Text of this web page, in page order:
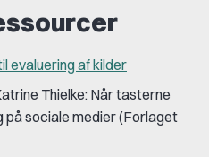
evaluering af kilder
Thielke: Når tasterne
på sociale medier (Forlaget